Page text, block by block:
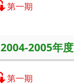
第一期
2004-2005年度
第一期